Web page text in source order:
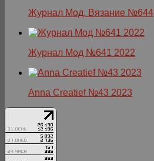
Журнал Мод. Вязание №644
Журнал Мод №641 2022
Anna Creatief №43 2023